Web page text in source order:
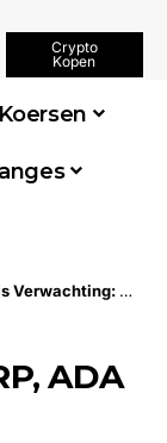
Crypto
Kopen
Koersen
XRP, ADA en DOGE op cruciaal keerpunt
ADA